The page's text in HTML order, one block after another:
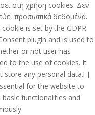
στη χρήση cookies. Δεν
προσωπικά δεδομένα.
cookie is set by the GDPR
plugin and is used to
or not user has
to the use of cookies. It
store any personal data.[:]
for the website to
functionalities and